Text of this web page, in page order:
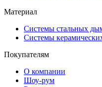
Материал
Системы стальных
Системы
Покупателям
О компании
Шоу-рум